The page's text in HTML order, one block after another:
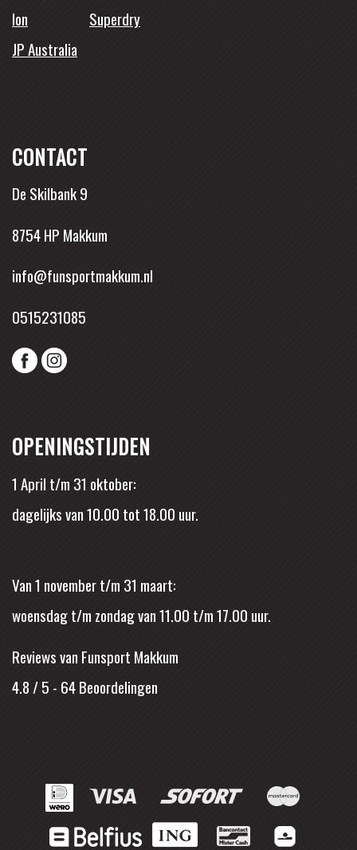
Ion
Superdry
JP Australia
CONTACT
De Skilbank 9
8754 HP Makkum
info@funsportmakkum.nl
0515231085
OPENINGSTIJDEN
1 April t/m 31 oktober:
dagelijks van 10.00 tot 18.00 uur.
Van 1 november t/m 31 maart:
woensdag t/m zondag van 11.00 t/m 17.00 uur.
Reviews van Funsport Makkum
4.8 / 5 - 64Beoordelingen